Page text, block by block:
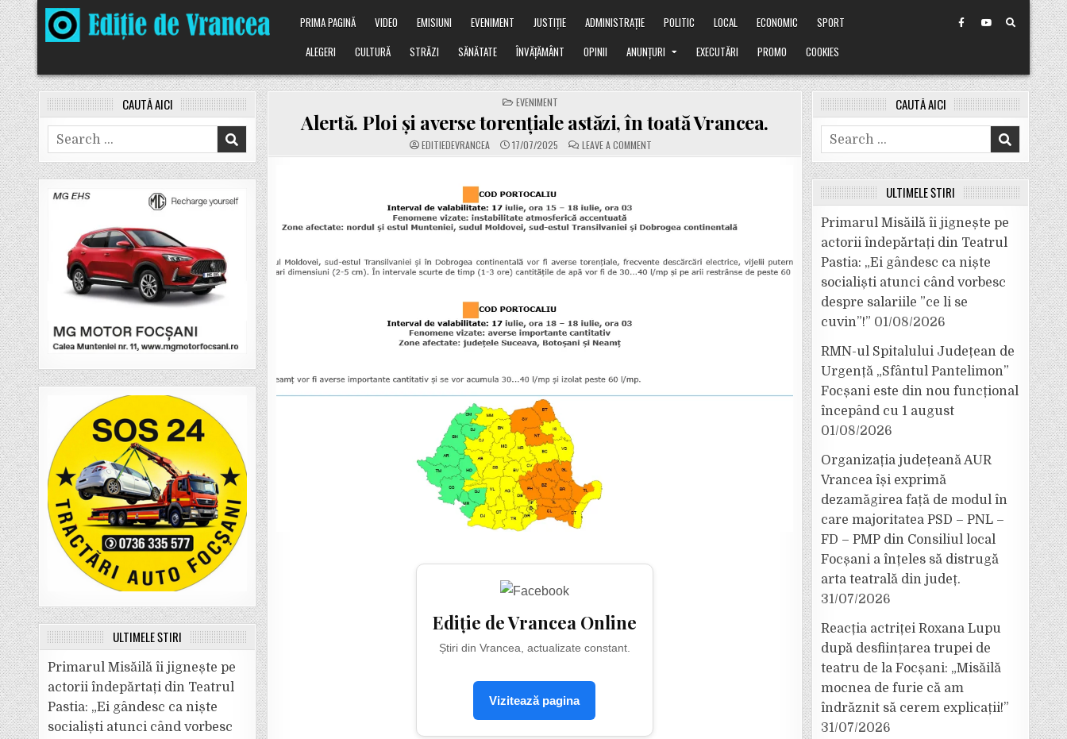
Skip
to
content
PRIMA PAGINĂ VIDEO EMISIUNI EVENIMENT JUSTIȚIE ADMINISTRAȚIE POLITIC LOCAL ECONOMIC
SPORT
ALEGERI
CULTURĂ STRĂZI SĂNĂTATE ÎNVĂȚĂMÂNT OPINII ANUNȚURI EXECUTĂRI PROMO COOKIES
POSTED
IN
EVENIMENT
Alertă. Ploi și averse torențiale astăzi, în toată Vrancea.
EDITIEDEVRANCEA 17/07/2025 LEAVE A COMMENTON
ALERTĂ.
VRANCEA.
Ediție de Vrancea Online
Știri din Vrancea, actualizate constant.
Vizitează pagina
CAUTĂ AICI
Search
for:
ULTIMELE ȘTIRI
Primarul Misăilă îi jignește pe
actorii îndepărtați din Teatrul
Pastia: „Ei gândesc ca niște
socialiști atunci când vorbesc
CAUTĂ AICI
Search
for:
ULTIMELE ȘTIRI
Primarul Misăilă îi jignește pe
actorii îndepărtați din Teatrul
Pastia: „Ei gândesc ca niște
socialiști atunci când vorbesc
despre salariile ”ce li se
cuvin”!” 01/08/2026
RMN-ul Spitalului Județean de
Urgență „Sfântul Pantelimon”
Focșani este din nou funcțional
începând cu 1 august
01/08/2026
Organizația județeană AUR
Vrancea își exprimă
dezamăgirea față de modul în
care majoritatea PSD – PNL –
FD – PMP din Consiliul local
Focșani a înțeles să distrugă
arta teatrală din județ.
31/07/2026
Reacția actriței Roxana Lupu
după desființarea trupei de
teatru de la Focșani: „Misăilă
mocnea de furie că am
îndrăznit să cerem explicații!”
31/07/2026